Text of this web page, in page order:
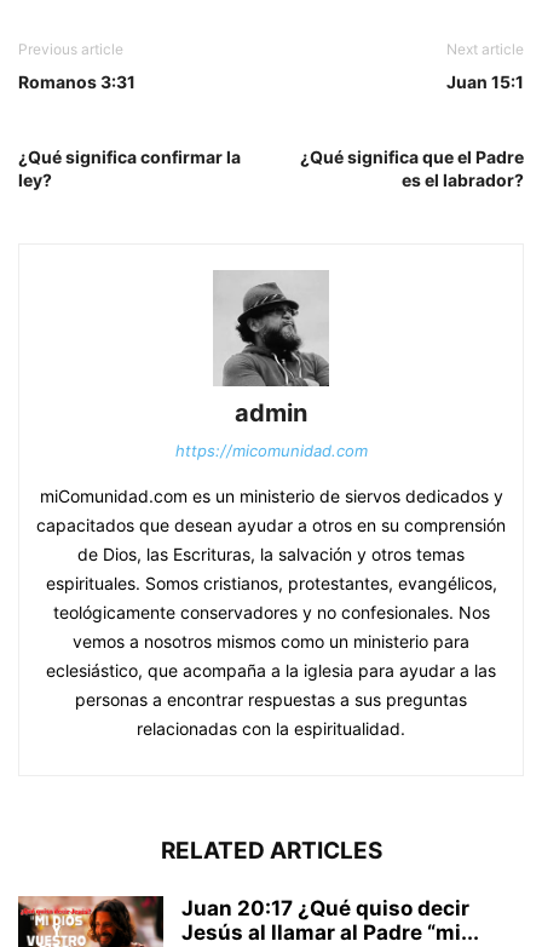
Previous article
Romanos 3:31
¿Qué significa confirmar la
ley?
Next article
Juan 15:1
¿Qué significa que el Padre
es el labrador?
admin
https://micomunidad.com
miComunidad.com es un ministerio de siervos dedicados y
capacitados que desean ayudar a otros en su comprensión
de Dios, las Escrituras, la salvación y otros temas
espirituales. Somos cristianos, protestantes, evangélicos,
teológicamente conservadores y no confesionales. Nos
vemos a nosotros mismos como un ministerio para
eclesiástico, que acompaña a la iglesia para ayudar a las
personas a encontrar respuestas a sus preguntas
relacionadas con la espiritualidad.
RELATED ARTICLES
Juan 20:17 ¿Qué quiso decir
Jesús al llamar al Padre “mi...